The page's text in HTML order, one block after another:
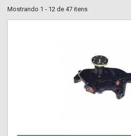
Mostrando 1 - 12 de 47 itens